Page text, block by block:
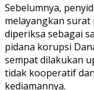
Sebelumnya,
melayangkan
diperiksa sebagai
pidana korupsi
sempat dilakukan
tidak kooperatif
kediamannya.